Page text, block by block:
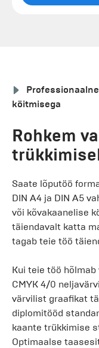
köitmisega
Rohkem
Saate lõputöö
DIN A4 ja DIN A5
või kõvakaanelise
täiendavalt katta
tagab teie töö
Kui teie töö
CMYK 4/0
värvilist graafikat
diplomitööd
kaante trükkimise
Optimaalse